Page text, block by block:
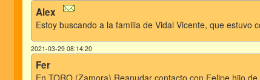
Alex
Estoy buscando a la familia de Vidal Vicente, que
2021-03-29 08:14:20
Fer
En TORO (Zamora) Reanudar contacto con Felipe hijo